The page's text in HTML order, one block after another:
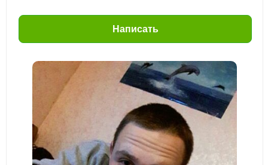
Написать